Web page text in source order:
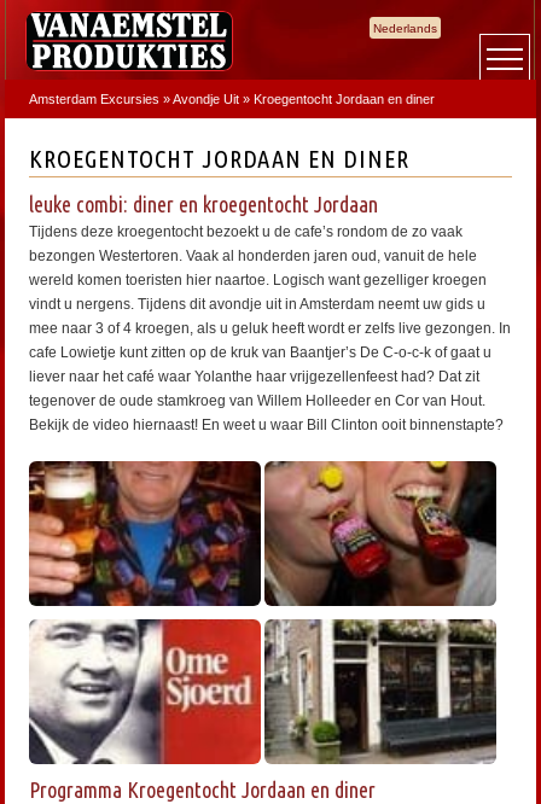
Nederlands
Amsterdam Excursies »Avondje Uit » Kroegentocht Jordaan en diner
KROEGENTOCHT JORDAAN EN DINER
leuke combi: diner en kroegentocht Jordaan
Tijdens deze kroegentocht bezoekt u de cafe’s rondom de zo vaak
bezongen Westertoren. Vaak al honderden jaren oud, vanuit de hele
wereld komen toeristen hier naartoe. Logisch want gezelliger kroegen
vindt u nergens. Tijdens dit avondje uit in Amsterdam neemt uw gids u
mee naar 3 of 4 kroegen, als u geluk heeft wordt er zelfs live gezongen. In
cafe Lowietje kunt zitten op de kruk van Baantjer’s De C-o-c-k of gaat u
liever naar het café waar Yolanthe haar vrijgezellenfeest had? Dat zit
tegenover de oude stamkroeg van Willem Holleeder en Cor van Hout.
Bekijk de video hiernaast! En weet u waar Bill Clinton ooit binnenstapte?
Programma Kroegentocht Jordaan en diner